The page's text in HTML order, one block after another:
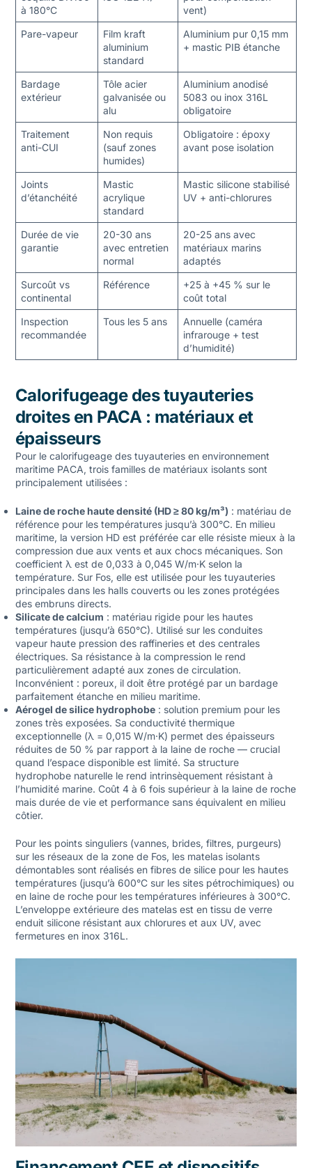
à 180°C
vent)
Pare-vapeur
Film kraft
aluminium
standard
Aluminium pur 0,15 mm
+ mastic PIB étanche
Bardage
extérieur
Tôle acier
galvanisée ou
alu
Aluminium anodisé
5083 ou inox 316L
obligatoire
Traitement
anti-CUI
Non requis
(sauf zones
humides)
Obligatoire : époxy
avant pose isolation
Joints
d’étanchéité
Mastic
acrylique
standard
Mastic silicone stabilisé
UV + anti-chlorures
Durée de vie
garantie
20-30 ans
avec entretien
normal
20-25 ans avec
matériaux marins
adaptés
Surcoût vs
continental
Référence
+25 à +45 % sur le
coût total
Inspection
recommandée
Tous les 5 ans
Annuelle (caméra
infrarouge + test
d’humidité)
Calorifugeage des tuyauteries
droites en PACA : matériaux et
épaisseurs
Pour le calorifugeage des tuyauteriesen environnement
maritime PACA, trois familles de matériaux isolants sont
principalement utilisées :
Laine de roche haute densité (HD ≥ 80 kg/m³) : matériau de
référence pour les températures jusqu’à 300°C. En milieu
maritime, la version HD est préférée car elle résiste mieux à la
compression due aux vents et aux chocs mécaniques. Son
coefficient λ est de 0,033 à 0,045 W/m·K selon la
température. Sur Fos, elle est utilisée pour les tuyauteries
principales dans les halls couverts ou les zones protégées
des embruns directs.
Silicate de calcium : matériau rigide pour les hautes
températures (jusqu’à 650°C). Utilisé sur les conduites
vapeur haute pression des raffineries et des centrales
électriques. Sa résistance à la compression le rend
particulièrement adapté aux zones de circulation.
Inconvénient : poreux, il doit être protégé par un bardage
parfaitement étanche en milieu maritime.
Aérogel de silice hydrophobe: solution premium pour les
zones très exposées. Sa conductivité thermique
exceptionnelle (λ = 0,015 W/m·K) permet des épaisseurs
réduites de 50 % par rapport à la laine de roche — crucial
quand l’espace disponible est limité. Sa structure
hydrophobe naturelle le rend intrinsèquement résistant à
l’humidité marine. Coût 4 à 6 fois supérieur à la laine de roche
mais durée de vie et performance sans équivalent en milieu
côtier.
Pour les points singuliers(vannes, brides, filtres, purgeurs)
sur les réseaux de la zone de Fos, les matelas isolants
démontables sont réalisés en fibres de silice pour les hautes
températures (jusqu’à 600°C sur les sites pétrochimiques) ou
en laine de roche pour les températures inférieures à 300°C.
L’enveloppe extérieure des matelas est en tissu de verre
enduit silicone résistant aux chlorures et aux UV, avec
fermetures en inox 316L.